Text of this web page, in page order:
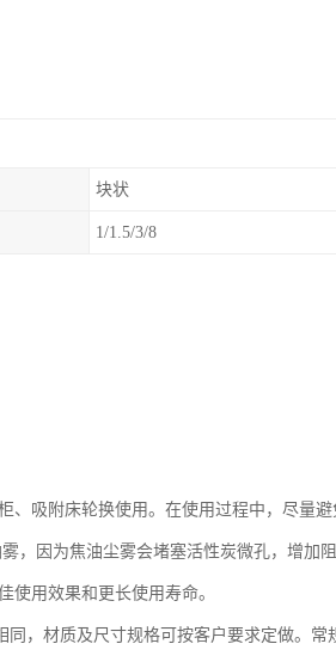
块状
1/1.5/3/8
、吸附床轮换使用。在使用过程中，尽量避
，因为焦油尘雾会堵塞活性炭微孔，增加
使用效果和更长使用寿命。
，材质及尺寸规格可按客户要求定做。常